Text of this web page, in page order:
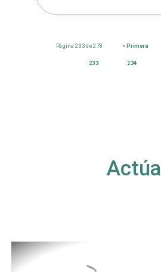
Página 233 de 278 « Primera
233 234
Actúa